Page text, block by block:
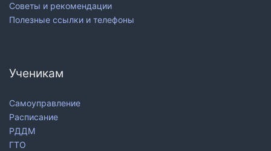
Советы и рекомендации
Полезные ссылки и телефоны
Ученикам
Самоуправление
Расписание
РДДМ
ГТО